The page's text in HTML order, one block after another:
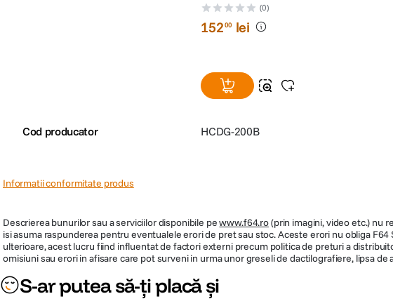
(0)
15200 lei
Cod producator HCDG-200B
Informatii conformitate produs
Descrierea bunurilor sau a serviciilor disponibile pewww.f64.ro(prin imagini, video etc.) nu
isi asuma raspunderea pentru eventualele erori de pret sau stoc. Aceste erori nu obliga
ulterioare, acest lucru fiind influentat de factori externi precum politica de preturi a
omisiuni sau erori in afisare care pot surveni in urma unor greseli de dactilografiere, lipsa
S-ar putea să-ți placă și